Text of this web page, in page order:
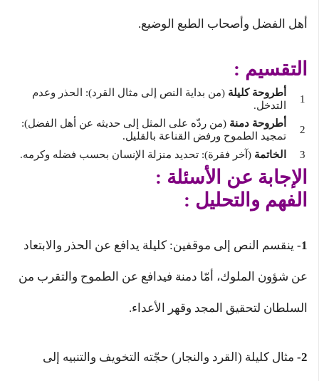
أهل الفضل وأصحاب الطبع الوضيع.
التقسيم :
أطروحة كليلة (من بداية النص إلى مثال القرد): الحذر وعدم
التدخل.
أطروحة دمنة (من ردّه على المثل إلى حديثه عن أهل الفضل):
تمجيد الطموح ورفض القناعة بالقليل.
الخاتمة (آخر فقرة): تحديد منزلة الإنسان بحسب فضله وكرمه.
الإجابة عن الأسئلة :
الفهم والتحليل :
1- ينقسم النص إلى موقفين: كليلة يدافع عن الحذر والابتعاد
عن شؤون الملوك، أمّا دمنة فيدافع عن الطموح والتقرب من
السلطان لتحقيق المجد وقهر الأعداء.
2- مثال كليلة (القرد والنجار) حجّته التخويف والتنبيه إلى